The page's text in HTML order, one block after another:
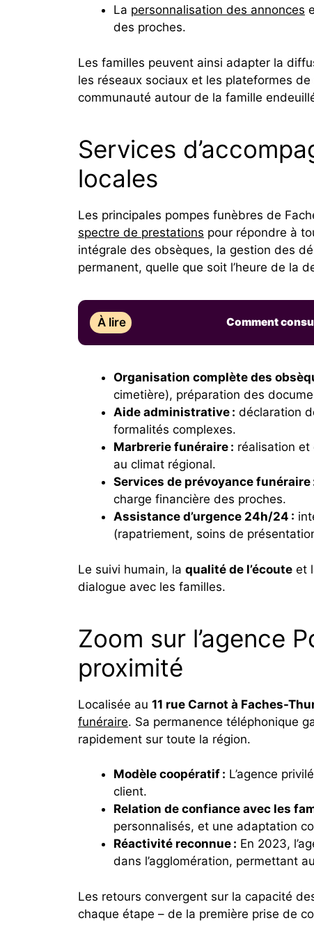
La personnalisation des annonces
des proches.
Les familles peuvent ainsi adapter la
les réseaux sociaux et les plateformes
communauté autour de la famille
Services
locales
Les principales pompes funèbres de
spectre de prestations pour répondre à
intégrale des obsèques, la gestion des
permanent, quelle que soit l’heure de la
À lire Comment
Organisation complète des
cimetière), préparation des
Aide administrative : déclaration
formalités complexes.
Marbrerie funéraire : réalisation et
au climat régional.
Services de prévoyance funéraire
charge financière des proches.
Assistance d’urgence 24h/24 :
(rapatriement, soins de
Le suivi humain, la qualité de l’écoute et
dialogue avec les familles.
Zoom sur l’agence
proximité
Localisée au 11 rue Carnot à Faches-
funéraire. Sa permanence téléphonique
rapidement sur toute la région.
Modèle coopératif : L’agence
client.
Relation de confiance avec les
personnalisés, et une adaptation
Réactivité reconnue : En 2023,
dans l’agglomération, permettant
Les retours convergent sur la capacité
chaque étape – de la première prise de